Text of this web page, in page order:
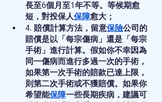
長至6個月至1年不等。等候期愈
短，對投保人保障愈大；
4. 賠償計算方法，留意保險公司的
賠償是以「每宗傷病」還是「每宗
手術」進行計算。假如你不幸因為
同一傷病而進行多過一次的手術，
如果第一次手術的賠款已達上限，
則第二次手術或不獲賠償。如果你
希望能保障一些長期疾病，建議可